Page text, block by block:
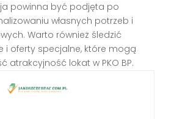
powinna być podjęta po
własnych potrzeb i
Warto również śledzić
i oferty specjalne, które mogą
atrakcyjność lokat w PKO BP.